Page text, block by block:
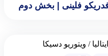
| فدریکو فلینی | بخش دوم